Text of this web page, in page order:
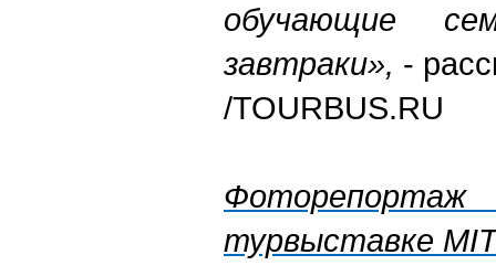
обучающие
завтраки», -
/TOURBUS.RU
турвыставке